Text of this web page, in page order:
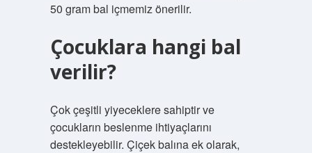
50 gram bal içmemiz önerilir.
Çocuklara hangi bal
verilir?
Çok çeşitli yiyeceklere sahiptir ve
çocukların beslenme ihtiyaçlarını
destekleyebilir. Çiçek balına ek olarak,